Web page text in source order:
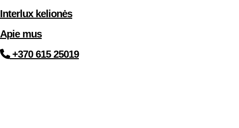
Interlux kelionės
Apie mus
+370 615 25019